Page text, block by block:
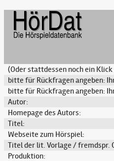
(Oder stattdessen noch ein Klick
bitte für Rückfragen angeben:
bitte für Rückfragen angeben:
Autor:
Homepage des Autors:
Titel:
Webseite zum Hörspiel:
Titel der lit. Vorlage / fremdspr.
Produktion: